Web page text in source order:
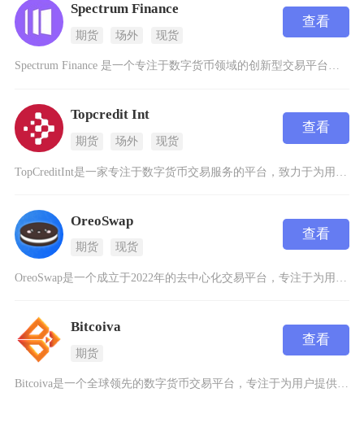
Spectrum Finance
期货 场外 现货
查看
Spectrum Finance 是一个专注于数字货币领域的创新型交易平台，旨在为用户提供
Topcredit Int
期货 场外 现货
查看
OreoSwap
期货 现货
查看
Bitcoiva
期货
查看
Bitcoiva是一个全球领先的数字货币交易平台，专注于为用户提供安全、高效的数字资产交易